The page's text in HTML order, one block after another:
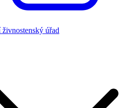
živnostenský úřad